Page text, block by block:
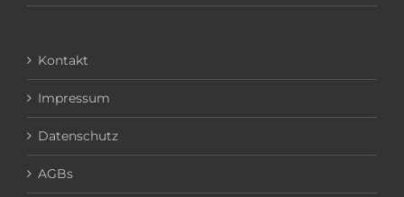
Kontakt
Impressum
Datenschutz
AGBs